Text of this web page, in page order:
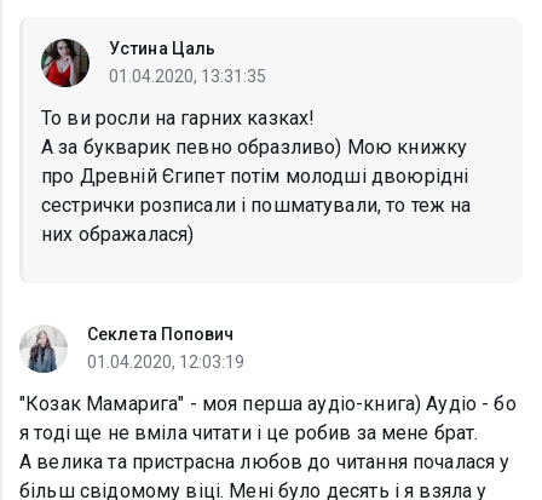
Устина Цаль
01.04.2020, 13:31:35
То ви росли на гарних казках!
А за букварик певно образливо) Мою книжку
про Древній Єгипет потім молодші двоюрідні
сестрички розписали і пошматували, то теж на
них ображалася)
Секлета Попович
01.04.2020, 12:03:19
"Козак Мамарига" - моя перша аудіо-книга) Аудіо - бо
я тоді ще не вміла читати і це робив за мене брат.
А велика та пристрасна любов до читання почалася у
більш свідомому віці. Мені було десять і я взяла у